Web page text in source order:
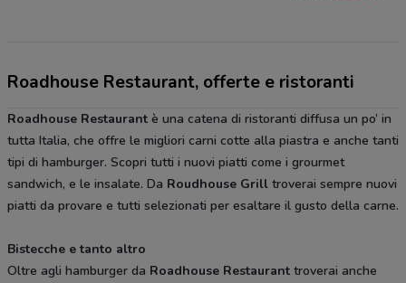
Roadhouse Restaurant, offerte e ristoranti
Roadhouse Restaurant è una catena di ristoranti diffusa un po’ in
tutta Italia, che offre le migliori carni cotte alla piastra e anche tanti
tipi di hamburger. Scopri tutti i nuovi piatti come i grourmet
sandwich, e le insalate. Da Roudhouse Grill troverai sempre nuovi
piatti da provare e tutti selezionati per esaltare il gusto della carne.
Bistecche e tanto altro
Oltre agli hamburger da Roadhouse Restaurant troverai anche